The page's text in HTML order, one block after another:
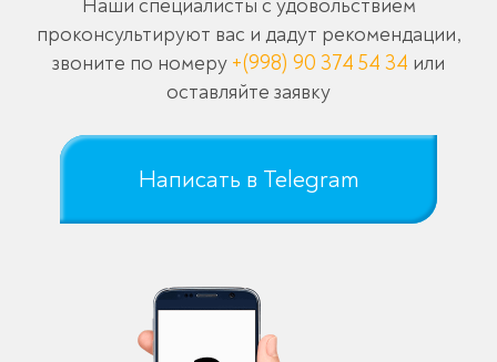
Наши специалисты с удовольствием
проконсультируют вас и дадут рекомендации,
звоните по номеру +(998) 90 374 54 34 или
оставляйте заявку
Написать в Telegram